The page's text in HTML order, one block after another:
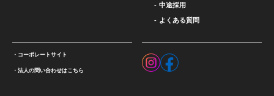
中途採用
よくある質問
コーポレートサイト
法人の問い合わせはこちら